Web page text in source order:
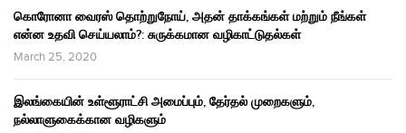
கொரோனா வைரஸ் தொற்றுநோய், அதன் தாக்கங்கள் மற்றும் நீங்கள்
என்ன உதவி செய்யலாம்?: சுருக்கமான வழிகாட்டுதல்கள்
March 25, 2020
இலங்கையின் உள்ளூராட்சி அமைப்பும், தேர்தல் முறைகளும்,
நல்லாளுகைக்கான வழிகளும்